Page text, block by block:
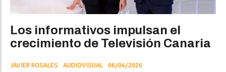
Los informativos impulsan el
crecimiento de Televisión Canaria
JAVIER ROSALES AUDIOVISUAL 06/04/2026